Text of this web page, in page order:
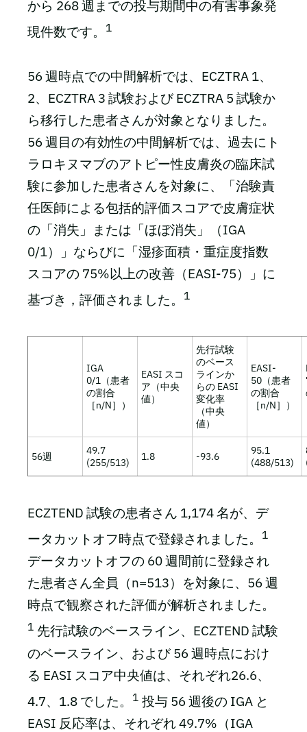
から 268 週までの投与期間中の有害事象発
現件数です。
1
56 週時点での中間解析では、ECZTRA 1、
2、ECZTRA 3 試験および ECZTRA 5 試験か
ら移行した患者さんが対象となりました。
56 週目の有効性の中間解析では、過去にト
ラロキヌマブのアトピー性皮膚炎の臨床試
験に参加した患者さんを対象に、「治験責
任医師による包括的評価スコアで皮膚症状
の「消失」または「ほぼ消失」（IGA
0/1）」ならびに「湿疹面積・重症度指数
スコアの 75%以上の改善（EASI-75）」に
基づき，評価されました。
1
IGA
0/1（患者
の割合
［n/N］）
EASI スコ
ア（中央
値）
先行試験
のベース
ラインか
らの EASI
変化率
（中央
値）
EASI-
50（患者
の割合
［n/N］）
56週
49.7
(255/513)
1.8 -93.6
95.1
(488/513)
ECZTEND 試験の患者さん 1,174 名が、デ
ータカットオフ時点で登録されました。
1
データカットオフの 60 週間前に登録され
た患者さん全員（n=513）を対象に、56 週
時点で観察された評価が解析されました。
1 先行試験のベースライン、ECZTEND 試験
のベースライン、および 56 週時点におけ
る EASI スコア中央値は、それぞれ26.6、
4.7、1.8 でした。
1 投与 56 週後の IGA と
EASI 反応率は、それぞれ 49.7%（IGA